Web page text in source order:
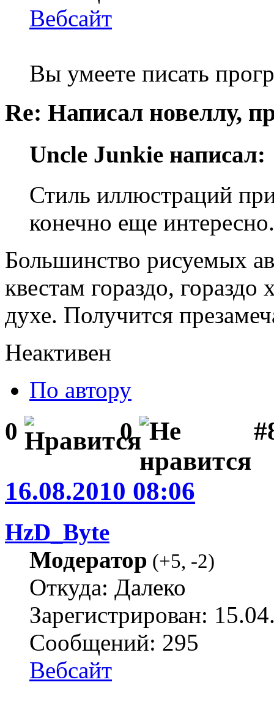
Вебсайт
Вы умеете писать
Re: Написал новеллу,
Uncle Junkie написал:
Стиль иллюстраций
конечно еще интересно.
Большинство рисуемых
квестам гораздо,
духе. Получится
Неактивен
По автору
0 0
16.08.2010 08:06
HzD_Byte
Модератор (+5, -2)
Откуда: Далеко
Зарегистрирован:
Сообщений: 295
Вебсайт